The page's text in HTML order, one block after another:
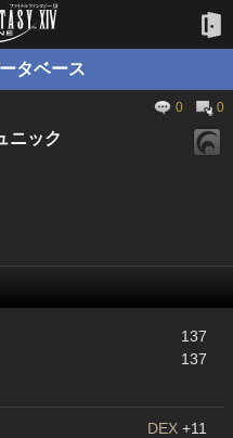
タベース
0 0
ニック
137
137
DEX +11